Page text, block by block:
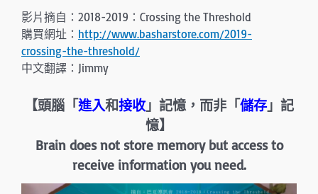
n
g
s
影片摘自：2018-2019：Crossing the Threshold
購買網址： http://www.basharstore.com/2019-
crossing-the-threshold/
中文翻譯：Jimmy
【頭腦「進入和接收」記憶，而非「儲存」記
憶】
Brain does not store memory but access to
receive information you need.